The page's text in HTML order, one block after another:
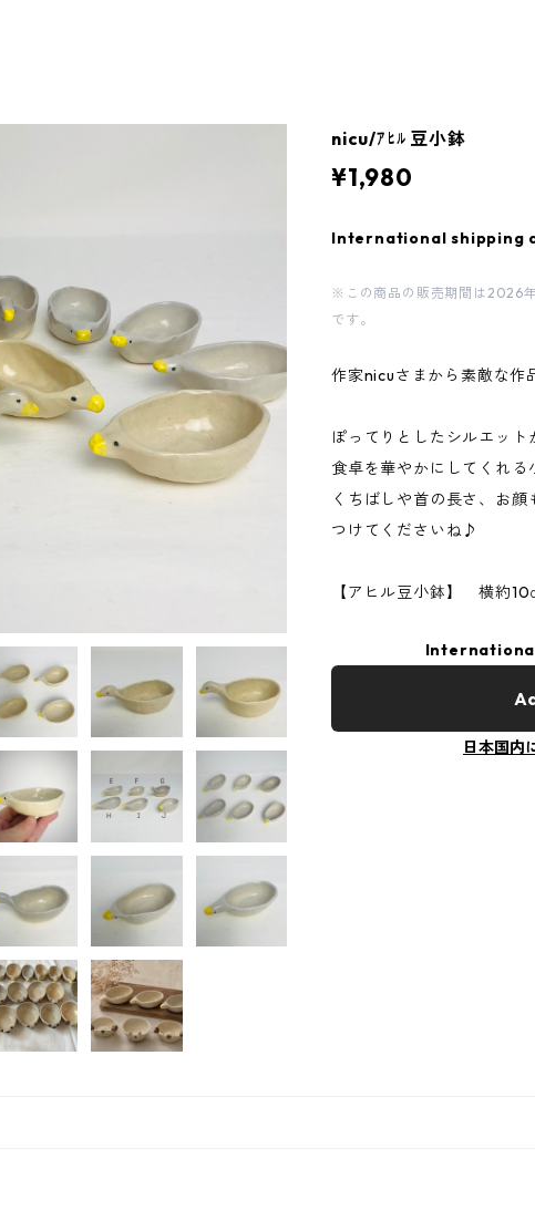
nicu/ｱﾋﾙ 豆小鉢
¥1,980
International shipping
※この商品の販売期間は2026
です。
作家nicuさまから素敵な作
ぽってりとしたシルエッ
食卓を華やかにしてくれ
くちばしや首の長さ、お
つけてくださいね♪
【アヒル豆小鉢】 横約10
日本国内